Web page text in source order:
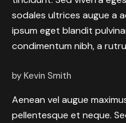
sodales ultrices augue a
ipsum eget blandit
condimentum nibh, a
by Kevin Smith
Aenean vel augue
pellentesque et neque.